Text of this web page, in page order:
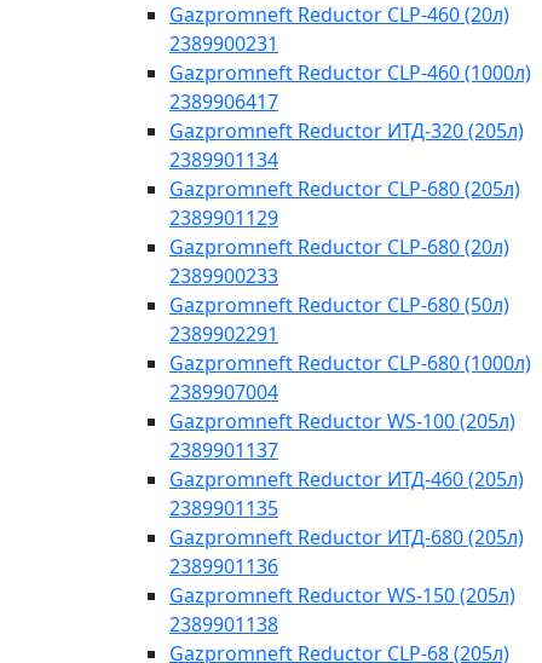
Gazpromneft Reductor CLP-460 (20л)
2389900231
Gazpromneft Reductor CLP-460 (1000л)
2389906417
Gazpromneft Reductor ИТД-320 (205л)
2389901134
Gazpromneft Reductor CLP-680 (205л)
2389901129
Gazpromneft Reductor CLP-680 (20л)
2389900233
Gazpromneft Reductor CLP-680 (50л)
2389902291
Gazpromneft Reductor CLP-680 (1000л)
2389907004
Gazpromneft Reductor WS-100 (205л)
2389901137
Gazpromneft Reductor ИТД-460 (205л)
2389901135
Gazpromneft Reductor ИТД-680 (205л)
2389901136
Gazpromneft Reductor WS-150 (205л)
2389901138
Gazpromneft Reductor CLP-68 (205л)